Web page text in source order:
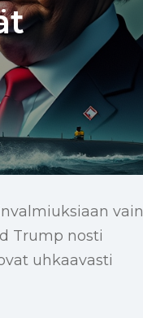
vain
Trump nosti
uhkaavasti